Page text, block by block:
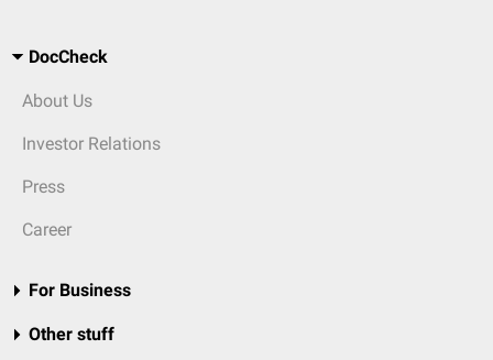
DocCheck
About Us
Investor Relations
Press
Career
For Business
Other stuff